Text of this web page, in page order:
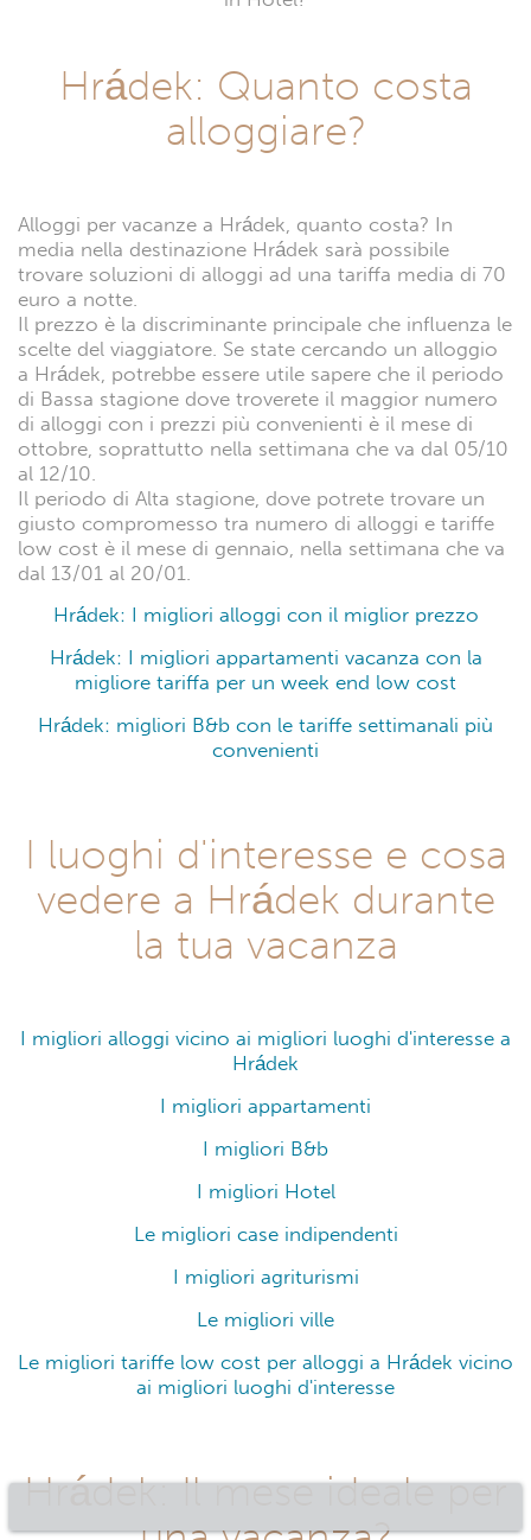
Hrádek: Quanto costa
alloggiare?
Alloggi per vacanze a Hrádek, quanto costa? In
media nella destinazione Hrádek sarà possibile
trovare soluzioni di alloggi ad una tariffa media di 70
euro a notte.
Il prezzo è la discriminante principale che influenza le
scelte del viaggiatore. Se state cercando un alloggio
a Hrádek, potrebbe essere utile sapere che il periodo
di Bassa stagione dove troverete il maggior numero
di alloggi con i prezzi più convenienti è il mese di
ottobre, soprattutto nella settimana che va dal 05/10
al 12/10.
Il periodo di Alta stagione, dove potrete trovare un
giusto compromesso tra numero di alloggi e tariffe
low cost è il mese di gennaio, nella settimana che va
dal 13/01 al 20/01.
Hrádek: I migliori alloggi con il miglior prezzo
Hrádek: I migliori appartamenti vacanza con la
migliore tariffa per un week end low cost
Hrádek: migliori B&b con le tariffe settimanali più
convenienti
I luoghi d'interesse e cosa
vedere a Hrádek durante
la tua vacanza
I migliori alloggi vicino ai migliori luoghi d'interesse a
Hrádek
I migliori appartamenti
I migliori B&b
I migliori Hotel
Le migliori case indipendenti
I migliori agriturismi
Le migliori ville
Le migliori tariffe low cost per alloggi a Hrádek vicino
ai migliori luoghi d'interesse
Hrádek: Il mese ideale per